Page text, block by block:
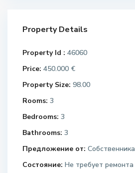
Property Details
Property Id : 46060
Price: 450.000 €
Property Size: 98.00
Rooms: 3
Bedrooms: 3
Bathrooms: 3
Предложение от: Собственника
Состояние: Не требует ремонта